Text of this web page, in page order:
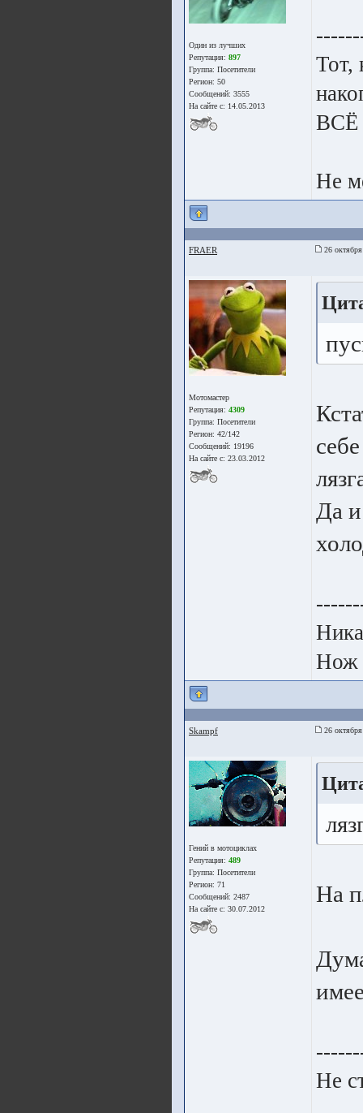
Один из лучших
Репутация: 897
Группа: Посетители
Регион: 50
Сообщений: 3555
На сайте с: 14.05.2013
Тот,
Не
FRAER 26
Мотомастер
Репутация: 4309
Группа: Посетители
Регион: 42/142
Сообщений: 19196
На сайте с: 23.03.2012
Да
Нож
Skampf 26
Гений в мотоциклах
Репутация: 489
Группа: Посетители
Регион: 71
Сообщений: 2487
На сайте с: 30.07.2012
На
Не